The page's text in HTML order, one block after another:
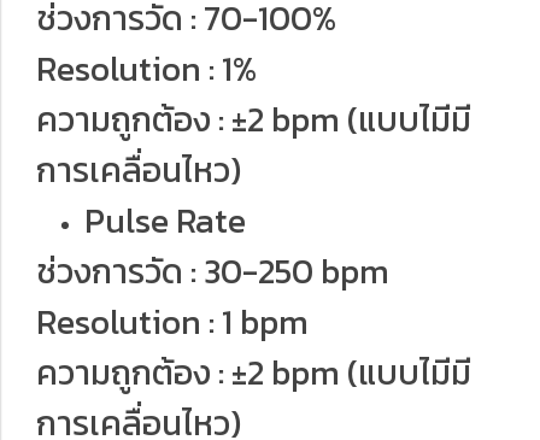
ช่วงการวัด : 70-100%
Resolution : 1%
ความถูกต้อง : ±2 bpm (แบบไมีมี
การเคลื่อนไหว)
Pulse Rate
ช่วงการวัด : 30-250 bpm
Resolution : 1 bpm
ความถูกต้อง : ±2 bpm (แบบไมีมี
การเคลื่อนไหว)